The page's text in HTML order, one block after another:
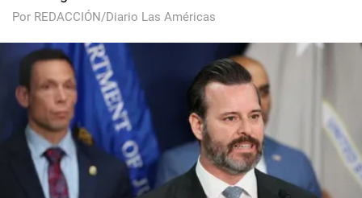
Por REDACCIÓN/Diario Las Américas